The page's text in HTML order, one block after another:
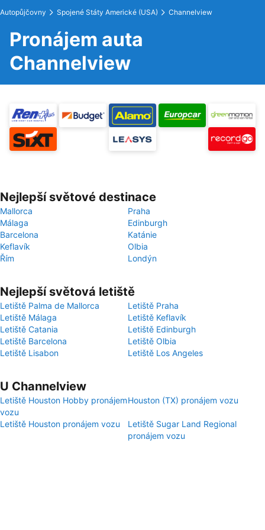
Autopůjčovny Spojené Státy Americké (USA) Channelview
Pronájem auta
Channelview
Nejlepší světové destinace
Mallorca
Praha
Málaga
Edinburgh
Barcelona
Katánie
Keflavík
Olbia
Řím
Londýn
Nejlepší světová letiště
Letiště Palma de Mallorca
Letiště Praha
Letiště Málaga
Letiště Keflavík
Letiště Catania
Letiště Edinburgh
Letiště Barcelona
Letiště Olbia
Letiště Lisabon
Letiště Los Angeles
U Channelview
Letiště Houston Hobby pronájem
vozu
Houston (TX) pronájem vozu
Letiště Houston pronájem vozu
Letiště Sugar Land Regional
pronájem vozu